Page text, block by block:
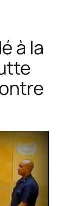
à la